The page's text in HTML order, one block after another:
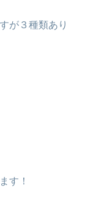
が３種類あり
す！